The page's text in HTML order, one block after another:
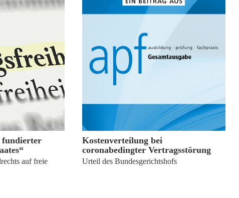
fundierter
auf freie
14. August 2023
Kostenverteilung bei
coronabedingter Vertragsstörung
Urteil des Bundesgerichtshofs